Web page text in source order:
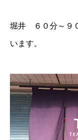
堀井 ６０分～９
います。